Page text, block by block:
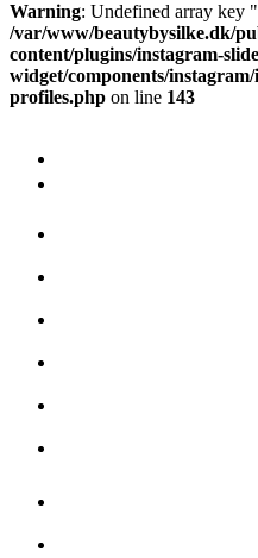
Warning: Undefined array key
/var/www/beautybysilke.dk/
content/plugins/instagram-
widget/components/
profiles.php on line 143